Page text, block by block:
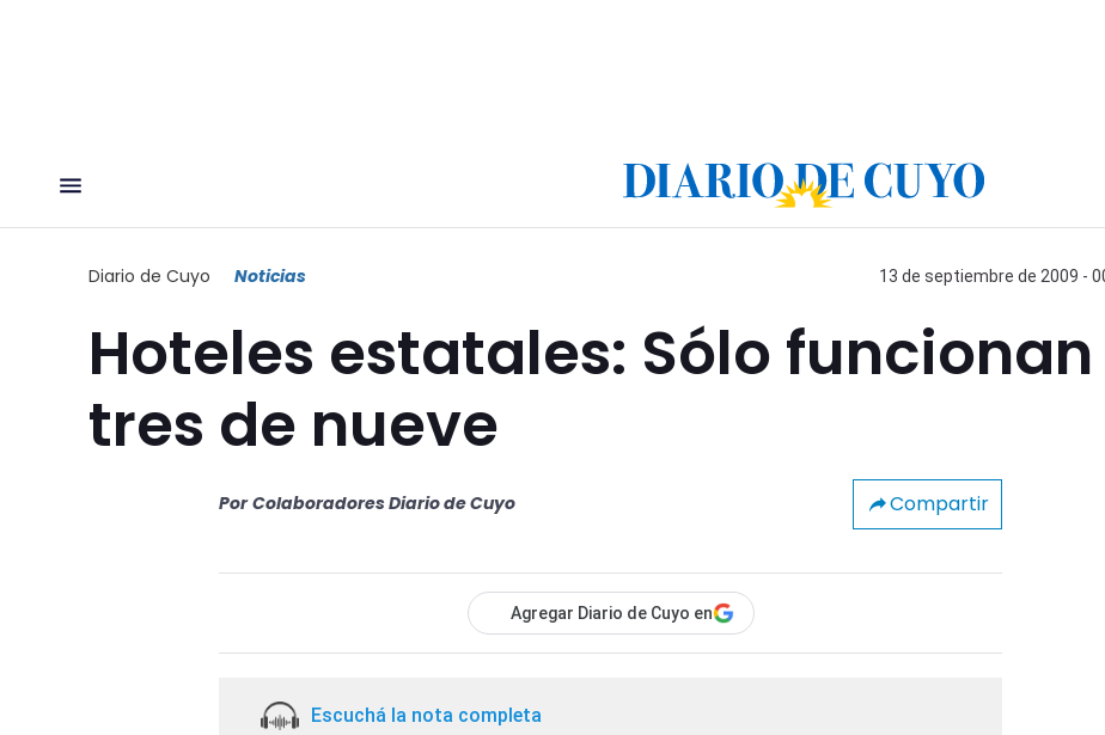
Diario de Cuyo Noticias 13 de septiembre de 2009 -
Hoteles estatales: Sólo funcionan
tres de nueve
Por Colaboradores Diario de Cuyo Compartir
Agregar Diario de Cuyo en
Escuchá la nota completa